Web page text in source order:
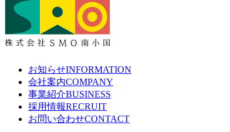
お知らせINFORMATION
会社案内COMPANY
事業紹介BUSINESS
採用情報RECRUIT
お問い合わせCONTACT